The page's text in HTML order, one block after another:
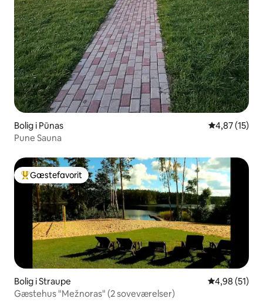
Bolig i Pūnas 4,87 ud af 5
4,87 (15)
Pune Sauna
Bedste gæstefavorit
Gæstefavorit
Bolig i Straupe 4,98 ud af 5
4,98 (51)
Gæstehus "Mežnoras" (2 soveværelser)